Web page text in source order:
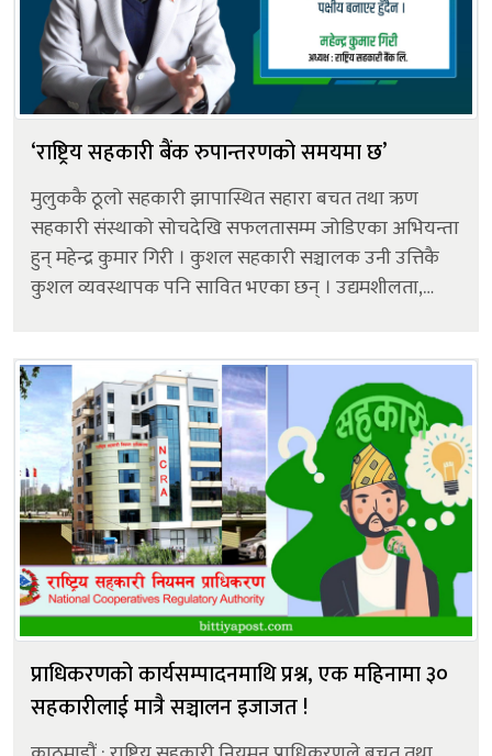
‘राष्ट्रिय सहकारी बैंक रुपान्तरणको समयमा छ’
मुलुककै ठूलो सहकारी झापास्थित सहारा बचत तथा ऋण
सहकारी संस्थाको सोचदेखि सफलतासम्म जोडिएका अभियन्ता
हुन् महेन्द्र कुमार गिरी । कुशल सहकारी सञ्चालक उनी उत्तिकै
कुशल व्यवस्थापक पनि सावित भएका छन् । उद्यमशीलता,
प्राधिकरणको कार्यसम्पादनमाथि प्रश्न, एक महिनामा ३०
सहकारीलाई मात्रै सञ्चालन इजाजत !